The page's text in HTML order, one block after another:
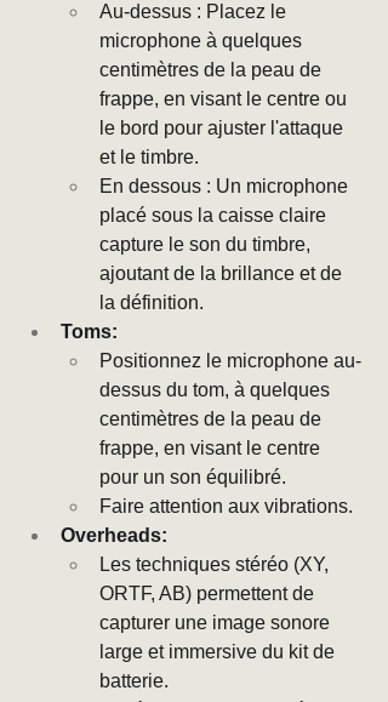
Au-dessus : Placez le
microphone à quelques
centimètres de la peau de
frappe, en visant le centre ou
le bord pour ajuster l'attaque
et le timbre.
En dessous : Un microphone
placé sous la caisse claire
capture le son du timbre,
ajoutant de la brillance et de
la définition.
Toms:
Positionnez le microphone au-
dessus du tom, à quelques
centimètres de la peau de
frappe, en visant le centre
pour un son équilibré.
Faire attention aux vibrations.
Overheads:
Les techniques stéréo (XY,
ORTF, AB) permettent de
capturer une image sonore
large et immersive du kit de
batterie.